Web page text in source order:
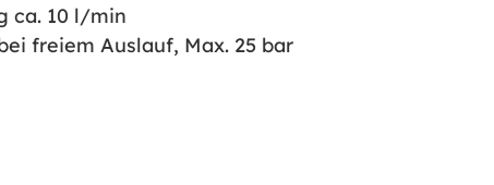
ca. 10 l/min
freiem Auslauf, Max. 25 bar